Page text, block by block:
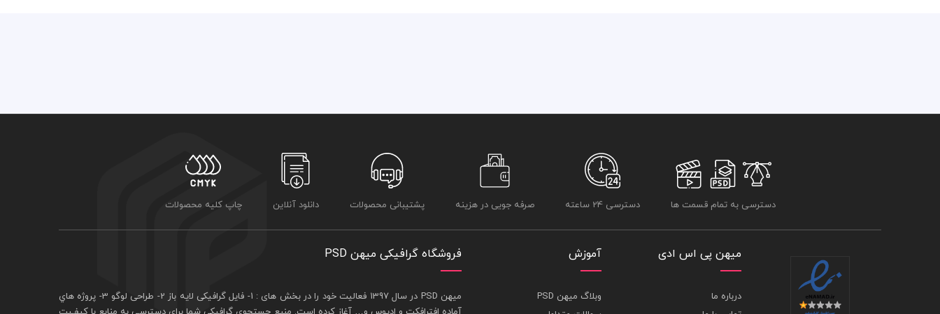
دسترسی به تمام قسمت ها دسترسی 24 ساعته صرفه جویی در هزینه پشتیبانی محصولات دانلود آنلاین چاپ کلیه محصولات
میهن پی اس ادی
درباره ما
آموزش
وبلاگ میهن PSD
فروشگاه گرافیکی میهن PSD
ميهن PSD در سال 1397 فعاليت خود را در بخش های : 1- فايل گرافيکی لايه باز
2- طراحی لوگو 3- پروژه هاي